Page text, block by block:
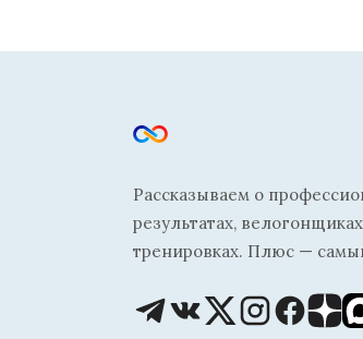
Рассказываем о
результатах,
тренировках. Плюс —